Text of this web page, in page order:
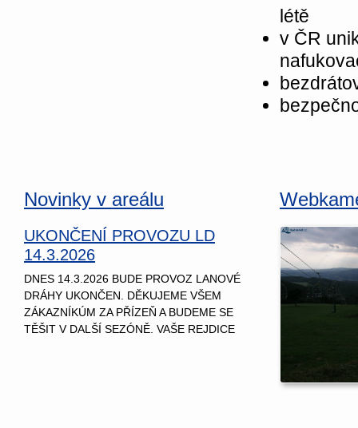
létě
v ČR
Novinky v areálu
UKONČENÍ PROVOZU LD
14.3.2026
DNES 14.3.2026 BUDE PROVOZ LANOVÉ
DRÁHY UKONČEN. DĚKUJEME VŠEM
ZÁKAZNÍKÚM ZA PŘÍZEŇ A BUDEME SE
TĚŠIT V DALŠÍ SEZÓNĚ. VAŠE REJDICE